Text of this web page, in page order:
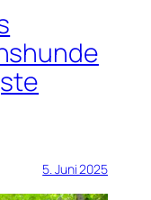
5. Juni 2025